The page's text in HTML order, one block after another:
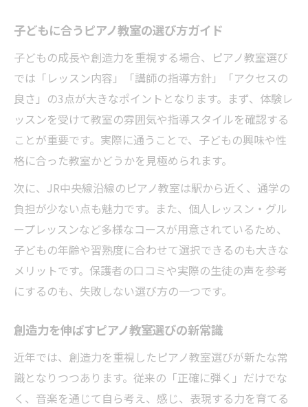
通いやすさと創造性を両立するピアノ教室
ピアノ教室選びはJR中央線沿線が注目
創造性を育む教室が注目される理由
創造性を育むピアノ教室が選ばれる背景
子どもの成長に最適なピアノ教室の条件
ピアノ教室で創造性重視が注目される理由
保護者に支持されるピアノ教室の特徴
レッスン選びで迷う母親へのヒント
ピアノ教室選びで押さえたい比較ポイント
母親が重視すべきピアノ教室の特徴解説
創造性重視ピアノ教室の選び方実践ガイド
子どもに合うピアノ教室選びのコツまとめ
子どもに合うピアノ教室の選び方ガイド
子どもの成長や創造力を重視する場合、ピアノ教室選び
では「レッスン内容」「講師の指導方針」「アクセスの
良さ」の3点が大きなポイントとなります。まず、体験レ
ッスンを受けて教室の雰囲気や指導スタイルを確認する
ことが重要です。実際に通うことで、子どもの興味や性
格に合った教室かどうかを見極められます。
次に、JR中央線沿線のピアノ教室は駅から近く、通学の
負担が少ない点も魅力です。また、個人レッスン・グル
ープレッスンなど多様なコースが用意されているため、
子どもの年齢や習熟度に合わせて選択できるのも大きな
メリットです。保護者の口コミや実際の生徒の声を参考
にするのも、失敗しない選び方の一つです。
創造力を伸ばすピアノ教室選びの新常識
近年では、創造力を重視したピアノ教室選びが新たな常
識となりつつあります。従来の「正確に弾く」だけでな
く、音楽を通じて自ら考え、感じ、表現する力を育てる